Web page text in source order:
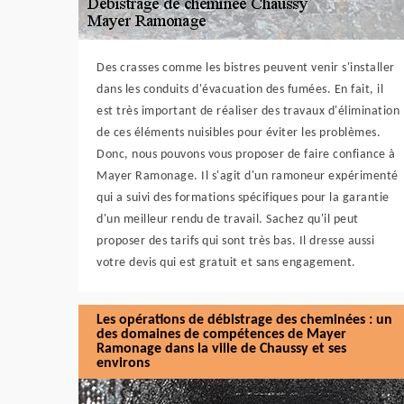
Des crasses comme les bistres peuvent venir s'installer
dans les conduits d'évacuation des fumées. En fait, il
est très important de réaliser des travaux d'élimination
de ces éléments nuisibles pour éviter les problèmes.
Donc, nous pouvons vous proposer de faire confiance à
Mayer Ramonage. Il s'agit d'un ramoneur expérimenté
qui a suivi des formations spécifiques pour la garantie
d'un meilleur rendu de travail. Sachez qu'il peut
proposer des tarifs qui sont très bas. Il dresse aussi
votre devis qui est gratuit et sans engagement.
Les opérations de débistrage des cheminées : un
des domaines de compétences de Mayer
Ramonage dans la ville de Chaussy et ses
environs